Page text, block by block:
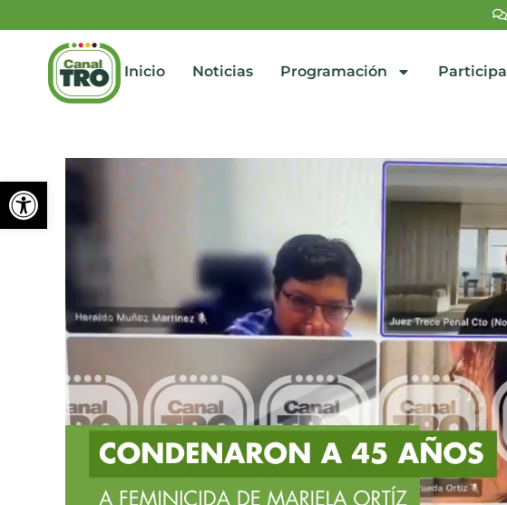
Abrir barra de herramientas
Inicio Noticias Programación Participa